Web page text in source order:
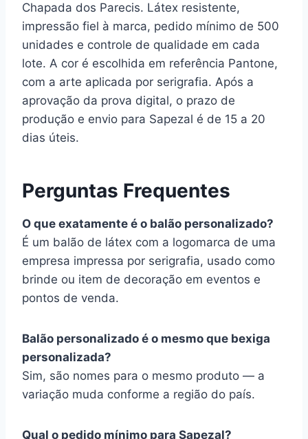
Chapada dos Parecis. Látex resistente,
impressão fiel à marca, pedido mínimo de 500
unidades e controle de qualidade em cada
lote. A cor é escolhida em referência Pantone,
com a arte aplicada por serigrafia. Após a
aprovação da prova digital, o prazo de
produção e envio para Sapezal é de 15 a 20
dias úteis.
Perguntas Frequentes
O que exatamente é o balão personalizado?
É um balão de látex com a logomarca de uma
empresa impressa por serigrafia, usado como
brinde ou item de decoração em eventos e
pontos de venda.
Balão personalizado é o mesmo que bexiga
personalizada?
Sim, são nomes para o mesmo produto — a
variação muda conforme a região do país.
Qual o pedido mínimo para Sapezal?